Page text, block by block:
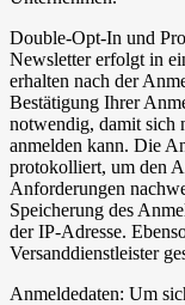
Double-Opt-In und
Newsletter erfolgt in
erhalten nach der
Bestätigung Ihrer
notwendig, damit sich
anmelden kann. Die
protokolliert, um den
Anforderungen
Speicherung des
der IP-Adresse.
Versanddienstleister
Anmeldedaten: Um